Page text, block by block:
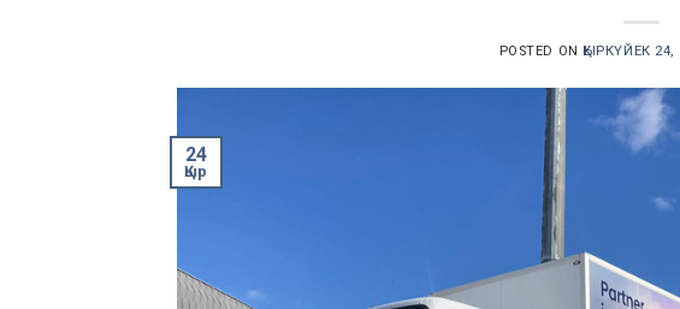
POSTED ON ҚЫРКҮЙЕК 24,
24
Қыр